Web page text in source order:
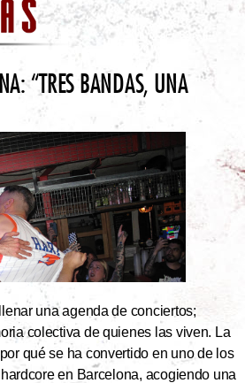
“TRES BANDAS, UNA
una agenda de conciertos;
colectiva de quienes las viven. La
qué se ha convertido en uno de los
en Barcelona, acogiendo una